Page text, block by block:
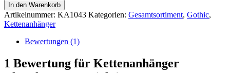
In den Warenkorb
Artikelnummer: KA1043 Kategorien: Gesamtsortiment, Gothic,
Kettenanhänger
Bewertungen (1)
1 Bewertung für Kettenanhänger